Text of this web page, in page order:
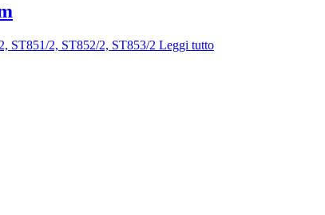
ST851/2, ST852/2, ST853/2 Leggi tutto